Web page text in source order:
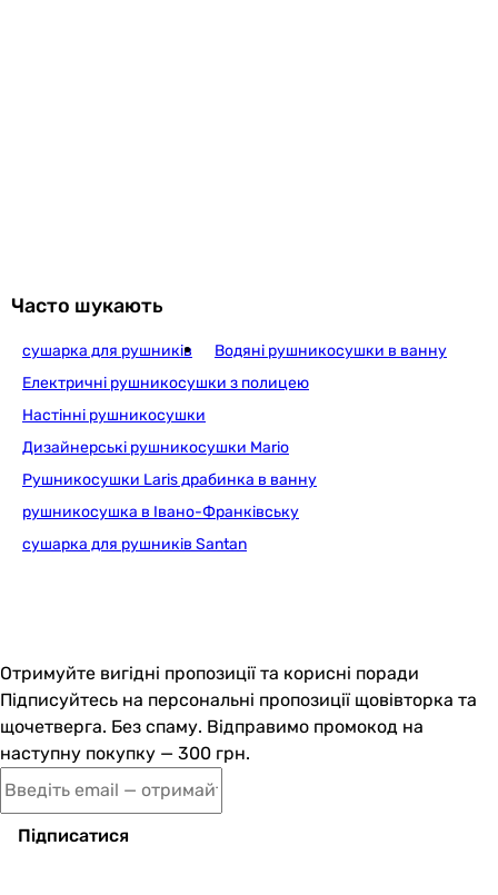
36 міс.
36 міс.
36 міс.
Часто шукають
сушарка для рушників
Водяні рушникосушки в ванну
Електричні рушникосушки з полицею
Настінні рушникосушки
Дизайнерські рушникосушки Mario
Рушникосушки Laris драбинка в ванну
рушникосушка в Івано-Франківську
сушарка для рушників Santan
Отримуйте вигідні пропозиції та корисні поради
Підписуйтесь на персональні пропозиції щовівторка та
щочетверга. Без спаму. Відправимо промокод на
наступну покупку — 300 грн.
Підписатися